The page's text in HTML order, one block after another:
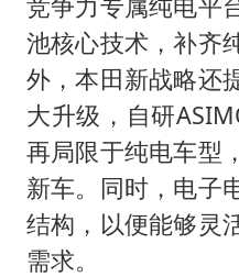
池核心技术，补齐
外，本田新战略还
大升级，自研
再局限于纯电车型
新车。同时，电子
结构，以便能够灵
需求。